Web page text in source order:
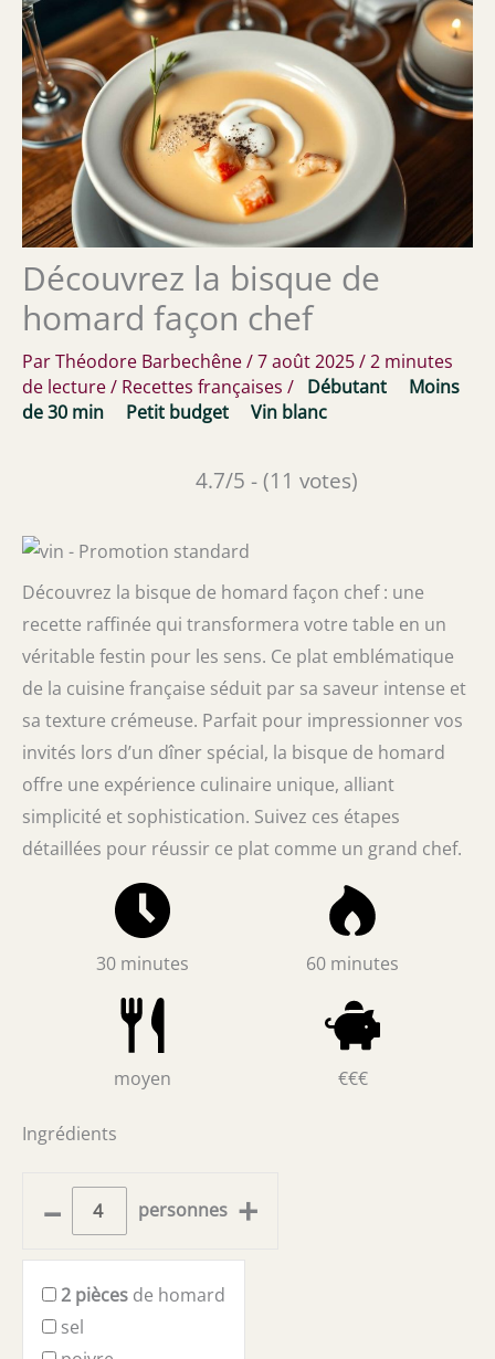
Découvrez la bisque de
homard façon chef
ParThéodore Barbechêne/7 août 2025/2 minutes
de lecture/ Recettes françaises / Débutant
Moins
de 30 min
Petit budget Vin blanc
4.7/5 - (11 votes)
Découvrez la bisque de homard façon chef : une
recette raffinée qui transformera votre table en un
véritable festin pour les sens. Ce plat emblématique
de la cuisine française séduit par sa saveur intense et
sa texture crémeuse. Parfait pour impressionner vos
invités lors d’un dîner spécial, la bisque de homard
offre une expérience culinaire unique, alliant
simplicité et sophistication. Suivez ces étapes
détaillées pour réussir ce plat comme un grand chef.
30 minutes 60 minutes
moyen €€€
Ingrédients
– personnes +
2 pièces de homard
sel